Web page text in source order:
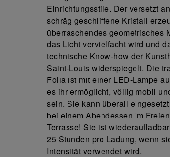
Einrichtungsstile. Der versetzt
schräg geschliffene Kristall
überraschendes geometrisches
das Licht vervielfacht wird und
technische Know-how der
Saint-Louis widerspiegelt. Die
Folia ist mit einer LED-Lampe
es ihr ermöglicht, völlig mobil
sein. Sie kann überall
bei einem Abendessen im
Terrasse! Sie ist
25 Stunden pro Ladung, wenn
Intensität verwendet wird.